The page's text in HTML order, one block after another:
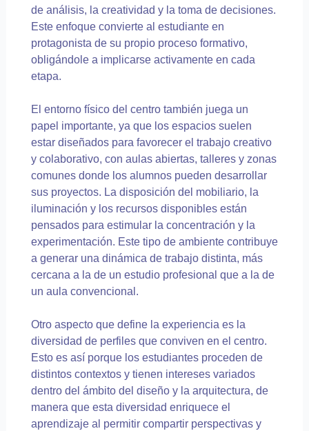
de análisis, la creatividad y la toma de decisiones.
Este enfoque convierte al estudiante en
protagonista de su propio proceso formativo,
obligándole a implicarse activamente en cada
etapa.
El entorno físico del centro también juega un
papel importante, ya que los espacios suelen
estar diseñados para favorecer el trabajo creativo
y colaborativo, con aulas abiertas, talleres y zonas
comunes donde los alumnos pueden desarrollar
sus proyectos. La disposición del mobiliario, la
iluminación y los recursos disponibles están
pensados para estimular la concentración y la
experimentación. Este tipo de ambiente contribuye
a generar una dinámica de trabajo distinta, más
cercana a la de un estudio profesional que a la de
un aula convencional.
Otro aspecto que define la experiencia es la
diversidad de perfiles que conviven en el centro.
Esto es así porque los estudiantes proceden de
distintos contextos y tienen intereses variados
dentro del ámbito del diseño y la arquitectura, de
manera que esta diversidad enriquece el
aprendizaje al permitir compartir perspectivas y